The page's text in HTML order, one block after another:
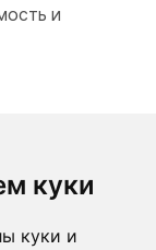
куки
куки и
и